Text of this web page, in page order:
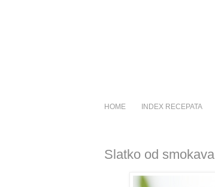
HOME INDEX RECEPATA
Slatko od smokava